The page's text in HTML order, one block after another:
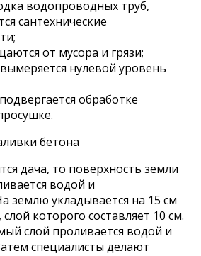
водопроводных труб,
сантехнические
от мусора и грязи;
нулевой уровень
обработке
дача, то поверхность земли
водой и
землю укладывается на 15 см
которого составляет 10 см.
слой проливается водой и
специалисты делают